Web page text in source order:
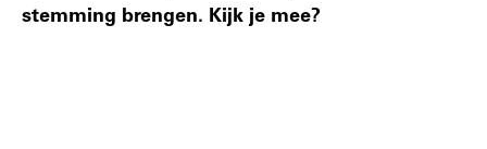
stemming brengen. Kijk je mee?